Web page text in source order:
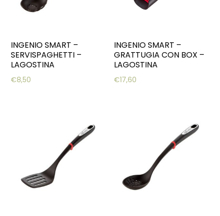
INGENIO SMART –
SERVISPAGHETTI –
LAGOSTINA
€8,50
INGENIO SMART –
GRATTUGIA CON BOX –
LAGOSTINA
€17,60